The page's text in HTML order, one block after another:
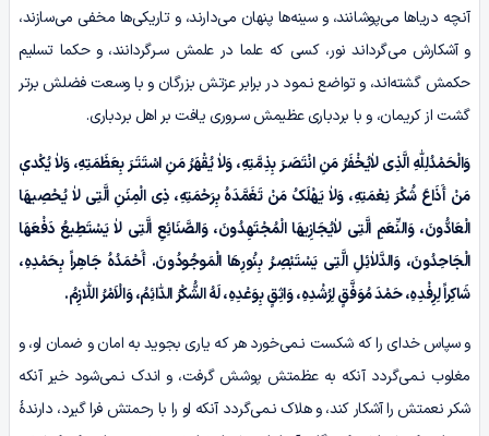
آنچه دریاها می‌پوشانند، و سینه‌ها پنهان می‌دارند، و تاریکی‌ها مخفی می‌سازند،
و آشکارش می‌گرداند نور، کسی که علما در علمش سـرگردانند، و حکما تسلیم
حکمش گشته‌اند، و تواضع نـمود در برابر عزتش بزرگان و با وسعت فضلش برتر
گشت از کریمان، و با بردباری عظیمش سـروری یافت بر اهل بردباری.
وَالْحَمْدُلِلّٰهِ الَّذِی لاٰیُخْفَرُ مَنِ انْتَصَـرَ بِذِمَّتِهِ، وَلاٰ یُقْهَرُ مَنِ اسْتَتَـرَ بِعَظَمَتِهِ، وَلاٰ یُکْدیٖ
مَنْ أَذَاعَ شُکْرَ نِعْمَتِهِ، وَلاٰ یَهْلَکُ مَنْ تَغَمَّدَہُ بِرَحْمَتِهِ، ذِی الْمِنَنِ الَّتِی لاٰ یُحْصِیهَا
الْعَادُّونَ، وَالنِّعَمِ الَّتِی لاٰیُجَازِیهَا الْمُجْتَهِدُونَ، وَالصَّنَائِعِ الَّتِی لاٰ یَسْتَطِیعُ دَفْعَهَا
الْجَاحِدُونَ، وَالدَّلاٰئِلِ الَّتِی یَسْتَبْصِـرُ بِنُورِهَا الْمَوجُودُونَ. أَحْمَدُہُ جَاهِراً بِحَمْدِہِ،
شَاکِراً لِرِفْدِہِ، حَمْدَ مُوَفَّقٍ لِرُشْدِہِ، وَاثِقٍ بِوَعْدِہِ، لَهُ الشُّکْرُ الدّٰائِمُ، وَالْاَمْرُ اللّٰازِمُ.
و سپاس خدای را که شکست نـمی‌خورد هر که یاری بجوید به امان و ضمان او، و
مغلوب نـمی‌گردد آنکه به عظمتش پوشش گرفت، و اندک نـمی‌شود خیر آنکه
شکر نعمتش را آشکار کند، و هلاک نـمی‌گردد آنکه او را با رحمتش فرا گیرد، دارندۀ